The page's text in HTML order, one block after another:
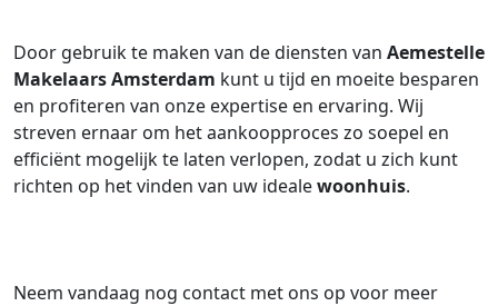
Door gebruik te maken van de diensten van Aemestelle
Makelaars Amsterdam kunt u tijd en moeite besparen
en profiteren van onze expertise en ervaring. Wij
streven ernaar om het aankoopproces zo soepel en
efficiënt mogelijk te laten verlopen, zodat u zich kunt
richten op het vinden van uw idealewoonhuis.
Neem vandaag nog contact met ons op voor meer